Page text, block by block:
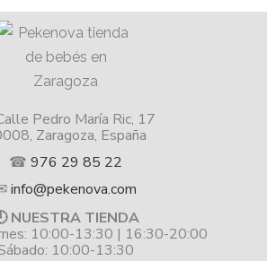
Pedro María Ric, 17
Zaragoza, España
☎ 976 29 85 22
info@pekenova.com
NUESTRA TIENDA
10:00-13:30 | 16:30-20:00
10:00-13:30